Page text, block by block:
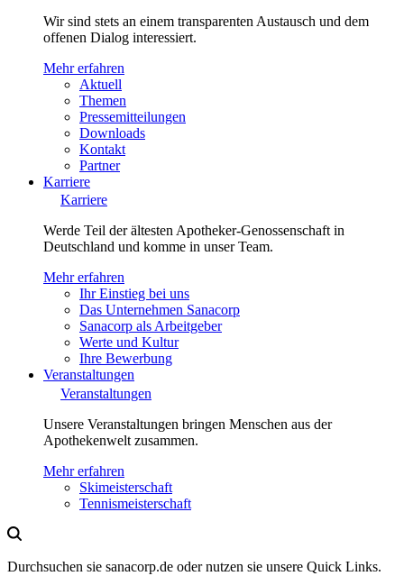
Wir sind stets an einem transparenten Austausch und dem
offenen Dialog interessiert.
Mehr erfahren
Aktuell
Themen
Pressemitteilungen
Downloads
Kontakt
Partner
Karriere
Karriere
Werde Teil der ältesten Apotheker-Genossenschaft in
Deutschland und komme in unser Team.
Mehr erfahren
Ihr Einstieg bei uns
Das Unternehmen Sanacorp
Sanacorp als Arbeitgeber
Werte und Kultur
Ihre Bewerbung
Veranstaltungen
Veranstaltungen
Unsere Veranstaltungen bringen Menschen aus der
Apothekenwelt zusammen.
Mehr erfahren
Skimeisterschaft
Tennismeisterschaft
Durchsuchen sie sanacorp.de oder nutzen sie unsere Quick Links.